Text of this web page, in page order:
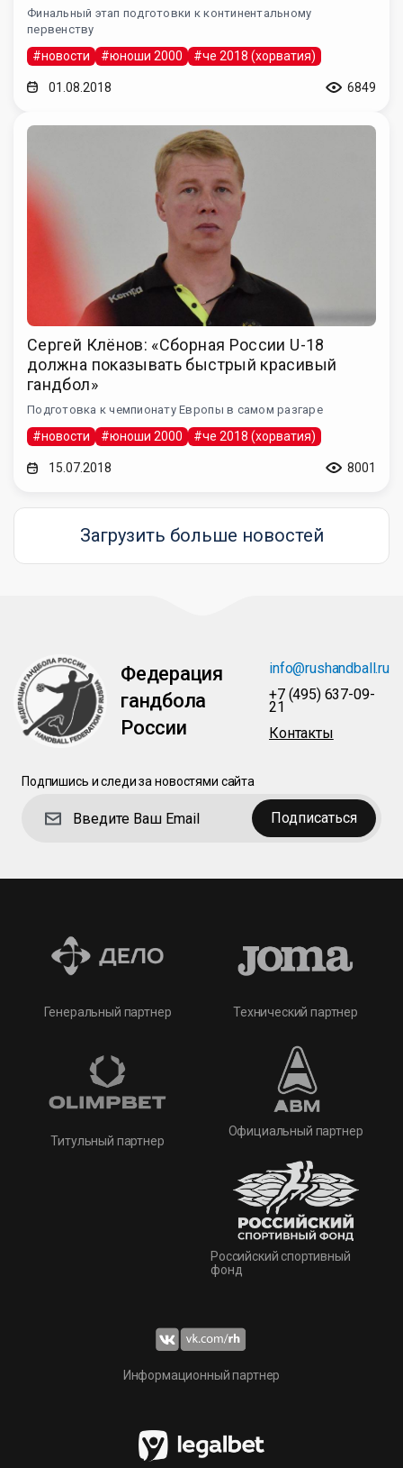
Финальный этап подготовки к континентальному
первенству
#новости #юноши 2000 #че 2018 (хорватия)
01.08.2018 6849
Сергей Клёнов: «Сборная России U-18
должна показывать быстрый красивый
гандбол»
Подготовка к чемпионату Европы в самом разгаре
#новости #юноши 2000 #че 2018 (хорватия)
15.07.2018 8001
Загрузить больше новостей
Федерация
гандбола
России
info@rushandball.ru
+7 (495) 637-09-
21
Контакты
Подпишись и следи за новостями сайта
Подписаться
Генеральный партнер
Титульный партнер
Технический партнер
Официальный партнер
Российский спортивный
фонд
Информационный партнер